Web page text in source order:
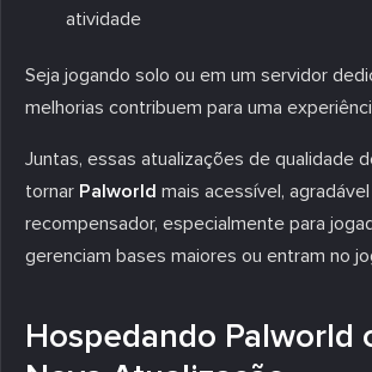
atividade
Seja jogando solo ou em um servidor
melhorias contribuem para uma
Juntas, essas atualizações de qualidade
tornar Palworld mais acessível,
recompensador, especialmente para
gerenciam bases maiores ou entram no
Hospedando Palworld